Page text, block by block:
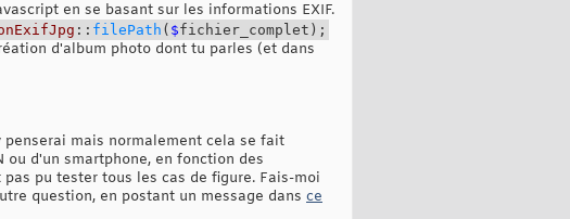
en se basant sur les informations EXIF.
:: filePath ( $fichier_complet ) ;
d'album photo dont tu parles (et dans
mais normalement cela se fait
ou d'un smartphone, en fonction des
pu tester tous les cas de figure. Fais-moi
question, en postant un message dans ce